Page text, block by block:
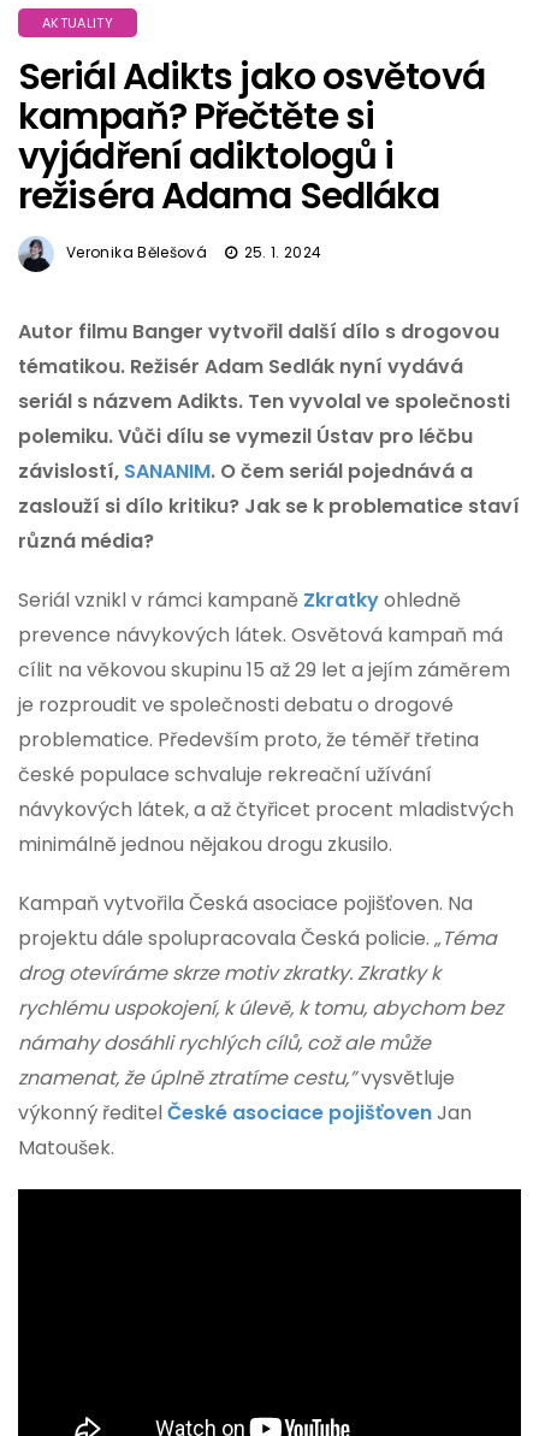
AKTUALITY
Seriál Adikts jako osvětová
kampaň? Přečtěte si
vyjádření adiktologů i
režiséra Adama Sedláka
Veronika Bělešová 25. 1. 2024
Autor filmu Banger vytvořil další dílo s drogovou
tématikou. Režisér Adam Sedlák nyní vydává
seriál s názvem Adikts. Ten vyvolal ve společnosti
polemiku. Vůči dílu se vymezil Ústav pro léčbu
závislostí, SANANIM. O čem seriál pojednává a
zaslouží si dílo kritiku? Jak se k problematice staví
různá média?
Seriál vznikl v rámci kampaně Zkratkyohledně
prevence návykových látek. Osvětová kampaň má
cílit na věkovou skupinu 15 až 29 let a jejím záměrem
je rozproudit ve společnosti debatu o drogové
problematice. Především proto, že téměř třetina
české populace schvaluje rekreační užívání
návykových látek, a až čtyřicet procent mladistvých
minimálně jednou nějakou drogu zkusilo.
Kampaň vytvořila Česká asociace pojišťoven. Na
projektu dále spolupracovala Česká policie. „Téma
drog otevíráme skrze motiv zkratky. Zkratky k
rychlému uspokojení, k úlevě, k tomu, abychom bez
námahy dosáhli rychlých cílů, což ale může
znamenat, že úplně ztratíme cestu,”vysvětluje
výkonný ředitelČeské asociace pojišťovenJan
Matoušek.